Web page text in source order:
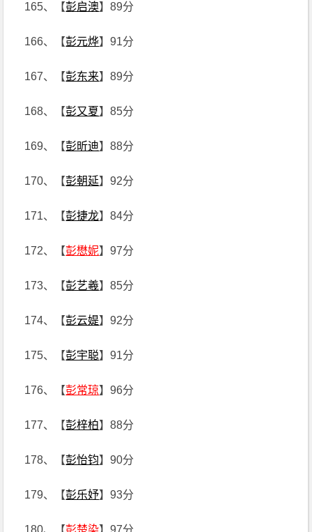
165、【彭启澳】89分
166、【彭元烨】91分
167、【彭东来】89分
168、【彭又夏】85分
169、【彭昕迪】88分
170、【彭朝延】92分
171、【彭捷龙】84分
172、【彭懋妮】97分
173、【彭艺羲】85分
174、【彭云媞】92分
175、【彭宇聪】91分
176、【彭常琼】96分
177、【彭梓柏】88分
178、【彭怡钧】90分
179、【彭乐妤】93分